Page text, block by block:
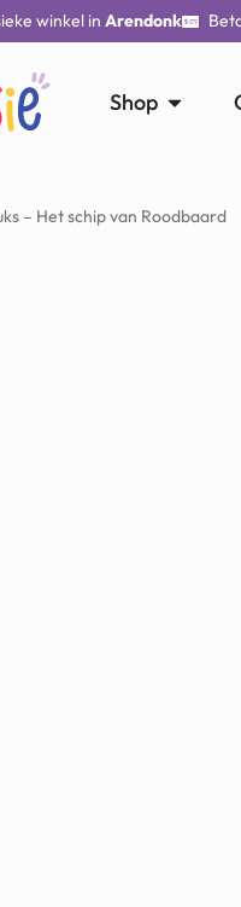
winkel in Arendonk
Shop
– Het schip van Roodbaard